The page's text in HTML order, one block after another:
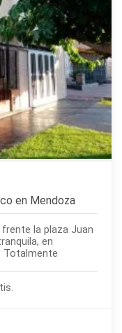
en Mendoza
la plaza Juan
en
gratis.